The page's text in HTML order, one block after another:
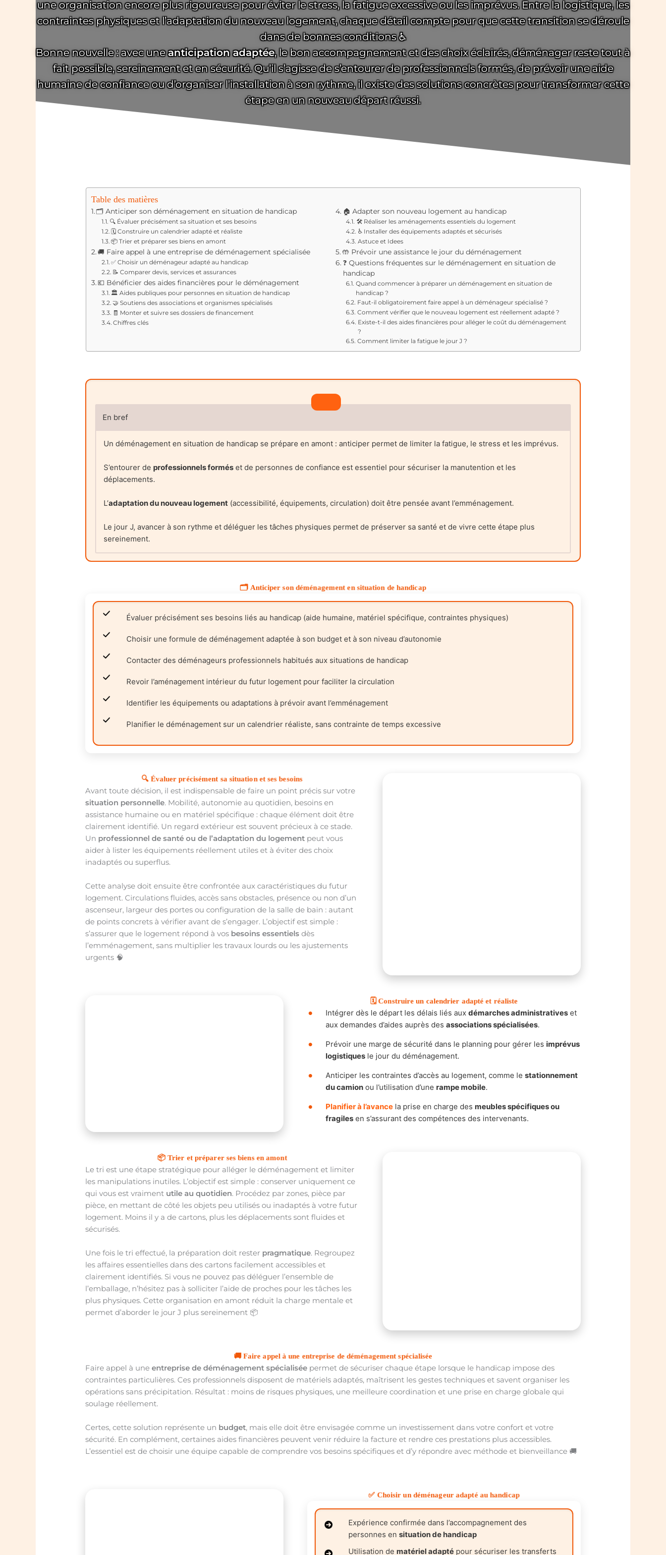
une organisation encore plus rigoureuse pour éviter le stress, la fatigue excessive ou les imprévus. Entre la logistique, les
contraintes physiques et l’adaptation du nouveau logement, chaque détail compte pour que cette transition se déroule
dans de bonnes conditions ♿
Bonne nouvelle : avec uneanticipation adaptée, le bon accompagnement et des choix éclairés, déménager reste tout à
fait possible, sereinement et en sécurité. Qu’il s’agisse de s’entourer de professionnels formés, de prévoir une aide
humaine de confiance ou d’organiser l’installation à son rythme, il existe des solutions concrètes pour transformer cette
étape en un nouveau départ réussi.
Table des matières
🗂️ Anticiper son déménagement en situation de handicap
🔍 Évaluer précisément sa situation et ses besoins
🗓️ Construire un calendrier adapté et réaliste
📦 Trier et préparer ses biens en amont
🚚 Faire appel à une entreprise de déménagement spécialisée
✅ Choisir un déménageur adapté au handicap
📝 Comparer devis, services et assurances
💶 Bénéficier des aides financières pour le déménagement
🏛️ Aides publiques pour personnes en situation de handicap
🤝 Soutiens des associations et organismes spécialisés
🧾 Monter et suivre ses dossiers de financement
Chiffres clés
🏠 Adapter son nouveau logement au handicap
🛠️ Réaliser les aménagements essentiels du logement
♿ Installer des équipements adaptés et sécurisés
Astuce et Idees
🤲 Prévoir une assistance le jour du déménagement
❓ Questions fréquentes sur le déménagement en situation de
handicap
Quand commencer à préparer un déménagement en situation de
handicap ?
Faut-il obligatoirement faire appel à un déménageur spécialisé ?
Comment vérifier que le nouveau logement est réellement adapté ?
Existe-t-il des aides financières pour alléger le coût du déménagement
?
Comment limiter la fatigue le jour J ?
En bref
Un déménagement en situation de handicap se prépare en amont : anticiper permet de limiter la fatigue, le stress et les imprévus.
S’entourer de professionnels formés et de personnes de confiance est essentiel pour sécuriser la manutention et les
déplacements.
L’adaptation du nouveau logement (accessibilité, équipements, circulation) doit être pensée avant l’emménagement.
Le jour J, avancer à son rythme et déléguer les tâches physiques permet de préserver sa santé et de vivre cette étape plus
sereinement.
🗂️ Anticiper son déménagement en situation de handicap
Évaluer précisément ses besoins liés au handicap (aide humaine, matériel spécifique, contraintes physiques)
Choisir une formule de déménagement adaptée à son budget et à son niveau d’autonomie
Contacter des déménageurs professionnels habitués aux situations de handicap
Revoir l’aménagement intérieur du futur logement pour faciliter la circulation
Identifier les équipements ou adaptations à prévoir avant l’emménagement
Planifier le déménagement sur un calendrier réaliste, sans contrainte de temps excessive
🔍 Évaluer précisément sa situation et ses besoins
Avant toute décision, il est indispensable de faire un point précis sur votre
situation personnelle. Mobilité, autonomie au quotidien, besoins en
assistance humaine ou en matériel spécifique : chaque élément doit être
clairement identifié. Un regard extérieur est souvent précieux à ce stade.
Un professionnel de santé ou de l’adaptation du logement peut vous
aider à lister les équipements réellement utiles et à éviter des choix
inadaptés ou superflus.
Cette analyse doit ensuite être confrontée aux caractéristiques du futur
logement. Circulations fluides, accès sans obstacles, présence ou non d’un
ascenseur, largeur des portes ou configuration de la salle de bain : autant
de points concrets à vérifier avant de s’engager. L’objectif est simple :
s’assurer que le logement répond à vos besoins essentiels dès
l’emménagement, sans multiplier les travaux lourds ou les ajustements
urgents 🧠
🗓️ Construire un calendrier adapté et réaliste
Intégrer dès le départ les délais liés auxdémarches administratives et
aux demandes d’aides auprès desassociations spécialisées.
Prévoir une marge de sécurité dans le planning pour gérer les imprévus
logistiques le jour du déménagement.
Anticiper les contraintes d’accès au logement, comme lestationnement
du camion ou l’utilisation d’une rampe mobile.
Planifier à l’avance la prise en charge des meubles spécifiques ou
fragiles en s’assurant des compétences des intervenants.
📦 Trier et préparer ses biens en amont
Le tri est une étape stratégique pour alléger le déménagement et limiter
les manipulations inutiles. L’objectif est simple : conserver uniquement ce
qui vous est vraiment utile au quotidien. Procédez par zones, pièce par
pièce, en mettant de côté les objets peu utilisés ou inadaptés à votre futur
logement. Moins il y a de cartons, plus les déplacements sont fluides et
sécurisés.
Une fois le tri effectué, la préparation doit rester pragmatique. Regroupez
les affaires essentielles dans des cartons facilement accessibles et
clairement identifiés. Si vous ne pouvez pas déléguer l’ensemble de
l’emballage, n’hésitez pas à solliciter l’aide de proches pour les tâches les
plus physiques. Cette organisation en amont réduit la charge mentale et
permet d’aborder le jour J plus sereinement 📦
🚚 Faire appel à une entreprise de déménagement spécialisée
Faire appel à uneentreprise de déménagement spécialisée permet de sécuriser chaque étape lorsque le handicap impose des
contraintes particulières. Ces professionnels disposent de matériels adaptés, maîtrisent les gestes techniques et savent organiser les
opérations sans précipitation. Résultat : moins de risques physiques, une meilleure coordination et une prise en charge globale qui
soulage réellement.
Certes, cette solution représente un budget, mais elle doit être envisagée comme un investissement dans votre confort et votre
sécurité. En complément, certaines aides financières peuvent venir réduire la facture et rendre ces prestations plus accessibles.
L’essentiel est de choisir une équipe capable de comprendre vos besoins spécifiques et d’y répondre avec méthode et bienveillance 🚚
✅ Choisir un déménageur adapté au handicap
Expérience confirmée dans l’accompagnement des
personnes en situation de handicap
Utilisation de matériel adaptépour sécuriser les transferts